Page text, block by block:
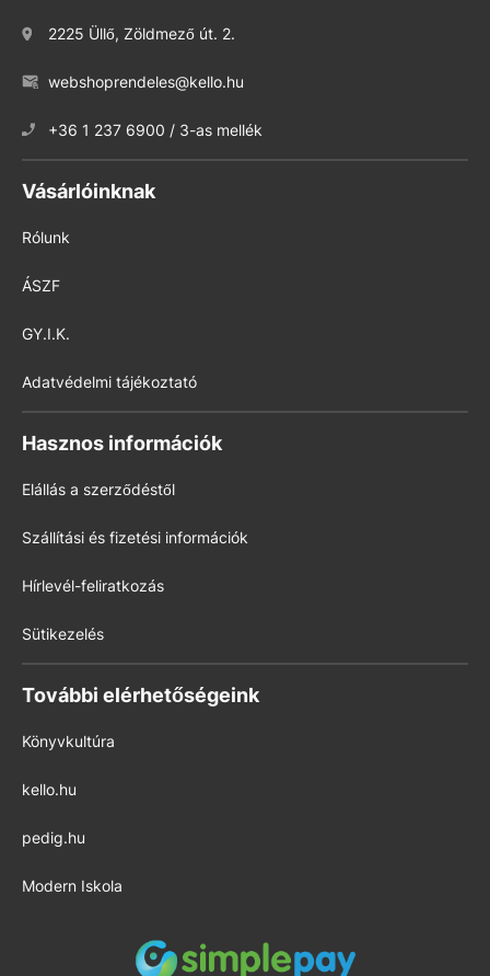
2225 Üllő, Zöldmező út. 2.
webshoprendeles@kello.hu
+36 1 237 6900 / 3-as mellék
Vásárlóinknak
Rólunk
ÁSZF
GY.I.K.
Adatvédelmi tájékoztató
Hasznos információk
Elállás a szerződéstől
Szállítási és fizetési információk
Hírlevél-feliratkozás
Sütikezelés
További elérhetőségeink
Könyvkultúra
kello.hu
pedig.hu
Modern Iskola